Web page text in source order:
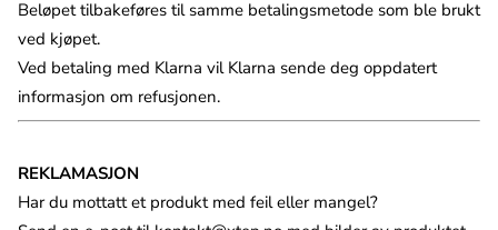
Beløpet tilbakeføres til samme betalingsmetode som ble brukt
ved kjøpet.
Ved betaling med Klarna vil Klarna sende deg oppdatert
informasjon om refusjonen.
REKLAMASJON
Har du mottatt et produkt med feil eller mangel?